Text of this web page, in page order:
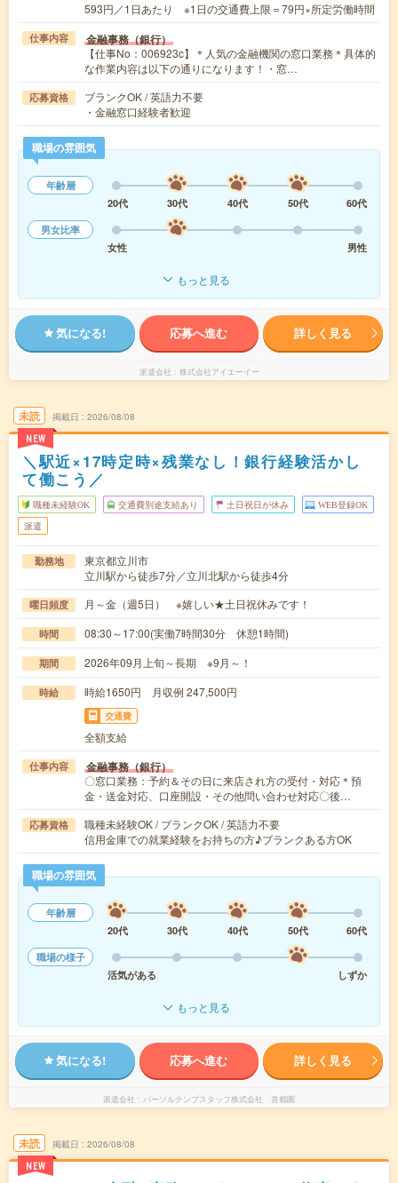
593円／1日あたり ※1日の交通費上限＝79円×所定労働時間
仕事内容 金融事務（銀行）
【仕事No：006923c】＊人気の金融機関の窓口業務＊具体的
な作業内容は以下の通りになります！・窓…
応募資格
ブランクOK / 英語力不要
・金融窓口経験者歓迎
職場の雰囲気
年齢層
20代
30代 40代 50代
60代
男女比率
女性
男性
もっと見る
気になる! 応募へ進む 詳しく見る
派遣会社 株式会社アイエーイー
未読
NEW
掲載日 2026/08/08
＼駅近×17時定時×残業なし！銀行経験活かし
て働こう／
職種未経験OK 交通費別途支給あり 土日祝日が休み WEB登録OK
派遣
勤務地
東京都立川市
立川駅から徒歩7分／立川北駅から徒歩4分
曜日頻度 月～金（週5日） ※嬉しい★土日祝休みです！
時間 08:30～17:00(実働7時間30分 休憩1時間)
期間 2026年09月上旬～長期 ※9月～！
時給 時給1650円 月収例 247,500円
交通費
全額支給
仕事内容 金融事務（銀行）
〇窓口業務：予約＆その日に来店され方の受付・対応＊預
金・送金対応、口座開設・その他問い合わせ対応〇後…
応募資格
職種未経験OK / ブランクOK / 英語力不要
信用金庫での就業経験をお持ちの方♪ブランクある方OK
職場の雰囲気
年齢層
20代
30代 40代 50代
60代
職場の様子
活気がある
しずか
もっと見る
気になる! 応募へ進む 詳しく見る
派遣会社 パーソルテンプスタッフ株式会社 首都圏
未読
NEW
掲載日 2026/08/08